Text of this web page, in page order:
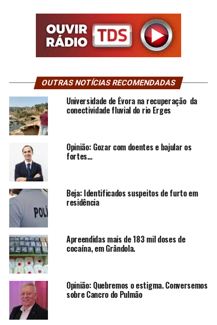
OUTRAS NOTÍCIAS RECOMENDADAS
Universidade de Évora na recuperação da
conectividade fluvial do rio Erges
Opinião: Gozar com doentes e bajular os
fortes…
Beja: Identificados suspeitos de furto em
residência
Apreendidas mais de 183 mil doses de
cocaína, em Grândola.
Opinião: Quebremos o estigma. Conversemos
sobre Cancro do Pulmão